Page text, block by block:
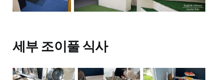
세부 조이풀 식사